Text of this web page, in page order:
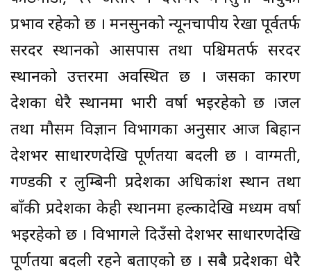
प्रभाव रहेको छ । मनसुनको न्यूनचापीय रेखा पूर्वतर्फ
सरदर स्थानको आसपास तथा पश्चिमतर्फ सरदर
स्थानको उत्तरमा अवस्थित छ । जसका कारण
देशका धेरै स्थानमा भारी वर्षा भइरहेको छ ।जल
तथा मौसम विज्ञान विभागका अनुसार आज बिहान
देशभर साधारणदेखि पूर्णतया बदली छ । वाग्मती,
गण्डकी र लुम्बिनी प्रदेशका अधिकांश स्थान तथा
बाँकी प्रदेशका केही स्थानमा हल्कादेखि मध्यम वर्षा
भइरहेको छ । विभागले दिउँसो देशभर साधारणदेखि
पूर्णतया बदली रहने बताएको छ । सबै प्रदेशका धेरै